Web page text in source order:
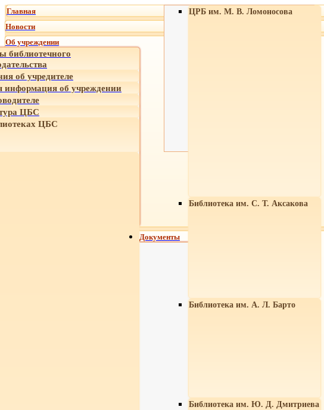
Главная
Новости
Об учреждении
библиотечного
об учредителе
об учреждении
ЦБС
ЦБС
ЦРБ им. М. В. Ломоносова
Библиотека им. С. Т. Аксакова
Библиотека им. А. Л. Барто
Библиотека им. Ю. Д. Дмитриева
Документы